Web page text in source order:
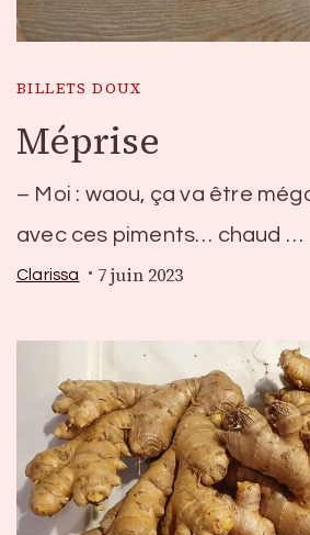
BILLETS DOUX
Méprise
– Moi : waou, ça va être
avec ces piments… chaud …
Clarissa 7 juin 2023